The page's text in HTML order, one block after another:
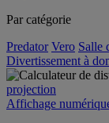
Par catégorie
Predator Vero Salle
Divertissement à
projection
Affichage